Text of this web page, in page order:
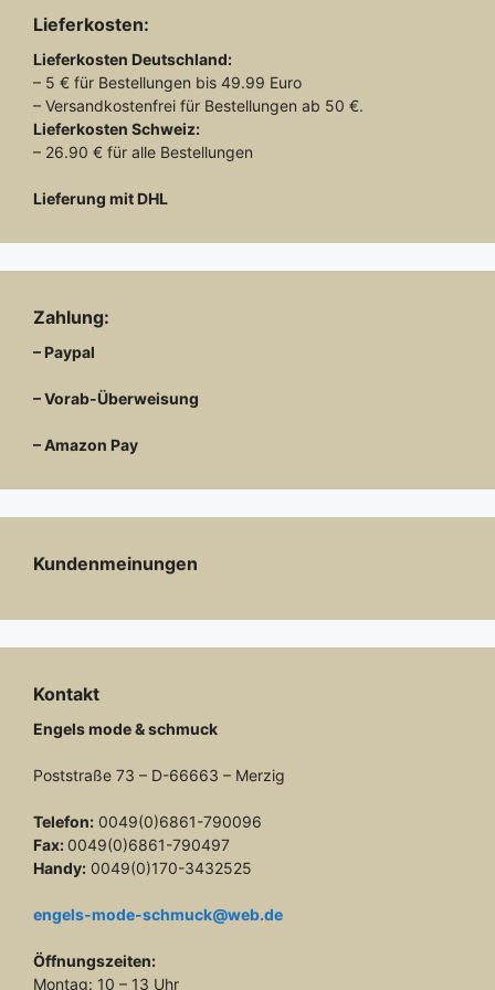
Lieferkosten:
Lieferkosten Deutschland:
– 5 € für Bestellungen bis 49.99 Euro
– Versandkostenfrei für Bestellungen ab 50 €.
Lieferkosten Schweiz:
– 26.90 € für alle Bestellungen
Lieferung mit DHL
Zahlung:
– Paypal
– Vorab-Überweisung
– Amazon Pay
Kundenmeinungen
Kontakt
Engels mode & schmuck
Poststraße 73 – D-66663 – Merzig
Telefon: 0049(0)6861-790096
Fax: 0049(0)6861-790497
Handy: 0049(0)170-3432525
engels-mode-schmuck@web.de
Öffnungszeiten:
Montag: 10 – 13 Uhr